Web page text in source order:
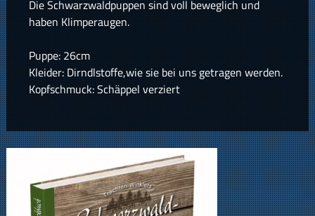
Die Schwarzwaldpuppen sind voll beweglich und
haben Klimperaugen.
Puppe: 26cm
Kleider: Dirndlstoffe,wie sie bei uns getragen werden.
Kopfschmuck: Schäppel verziert